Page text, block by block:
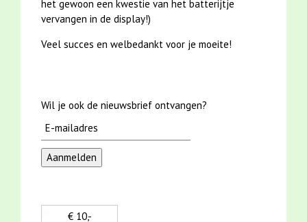
het gewoon een kwestie van het batterijtje
vervangen in de display!)
Veel succes en welbedankt voor je moeite!
Wil je ook de nieuwsbrief ontvangen?
€ 10,-